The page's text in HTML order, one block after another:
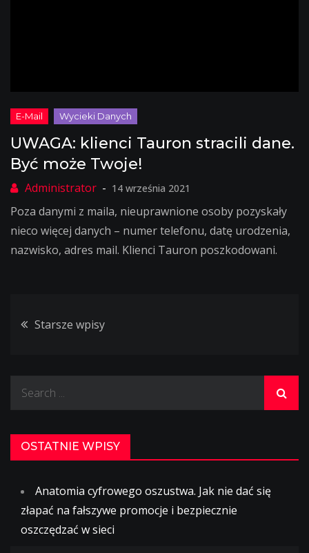
UWAGA: klienci Tauron stracili dane.
Być może Twoje!
14 września 2021
Poza danymi z maila, nieuprawnione osoby pozyskały
nieco więcej danych – numer telefonu, datę urodzenia,
nazwisko, adres mail. Klienci Tauron poszkodowani.
Nawigacja
wpisach
Starsze wpisy
OSTATNIE WPISY
Anatomia cyfrowego oszustwa. Jak nie dać się
złapać na fałszywe promocje i bezpiecznie
oszczędzać w sieci